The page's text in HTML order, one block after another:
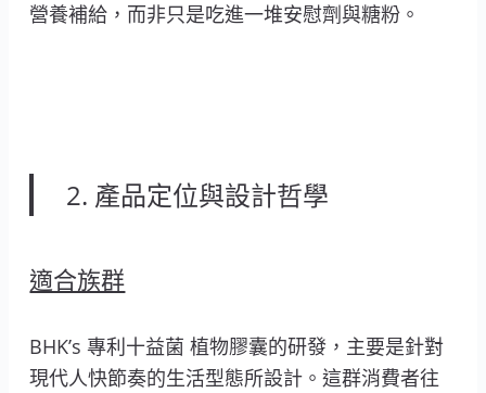
營養補給，而非只是吃進一堆安慰劑與糖粉。
2. 產品定位與設計哲學
適合族群
BHK’s 專利十益菌 植物膠囊的研發，主要是針對
現代人快節奏的生活型態所設計。這群消費者往